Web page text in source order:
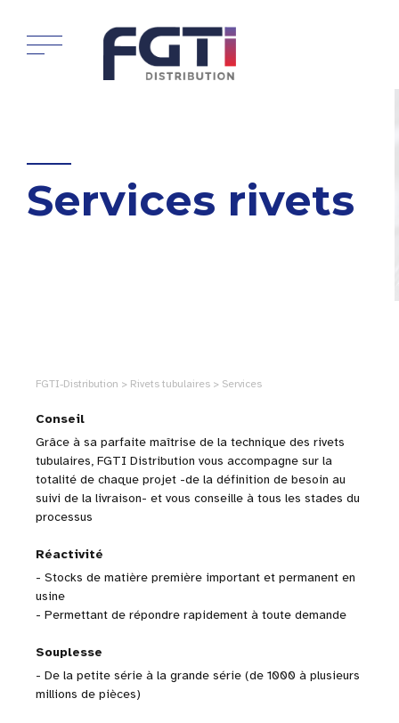
Services rivets
FGTI-Distribution > Rivets tubulaires > Services
Conseil
Grâce à sa parfaite maîtrise de la technique des rivets
tubulaires, FGTI Distribution vous accompagne sur la
totalité de chaque projet -de la définition de besoin au
suivi de la livraison- et vous conseille à tous les stades du
processus
Réactivité
- Stocks de matière première important et permanent en
usine
- Permettant de répondre rapidement à toute demande
Souplesse
- De la petite série à la grande série (de 1000 à plusieurs
millions de pièces)